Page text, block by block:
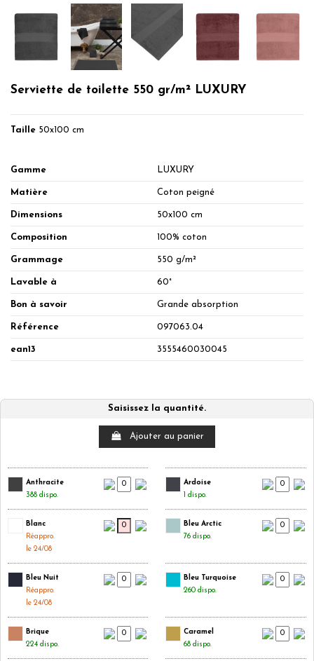
Serviette de toilette 550 gr/m² LUXURY
Taille 50x100 cm
Gamme LUXURY
Matière Coton peigné
Dimensions 50x100 cm
Composition 100% coton
Grammage 550 g/m²
Lavable à 60°
Bon à savoir Grande absorption
Référence 097063.04
ean13 3555460030045
Saisissez la quantité.
Ajouter au panier
Anthracite
388 dispo.
Ardoise
1 dispo.
Blanc
Réappro.
le 24/08
Bleu Arctic
76 dispo.
Bleu Nuit
Réappro.
le 24/08
Bleu Turquoise
260 dispo.
Brique
224 dispo.
Caramel
68 dispo.